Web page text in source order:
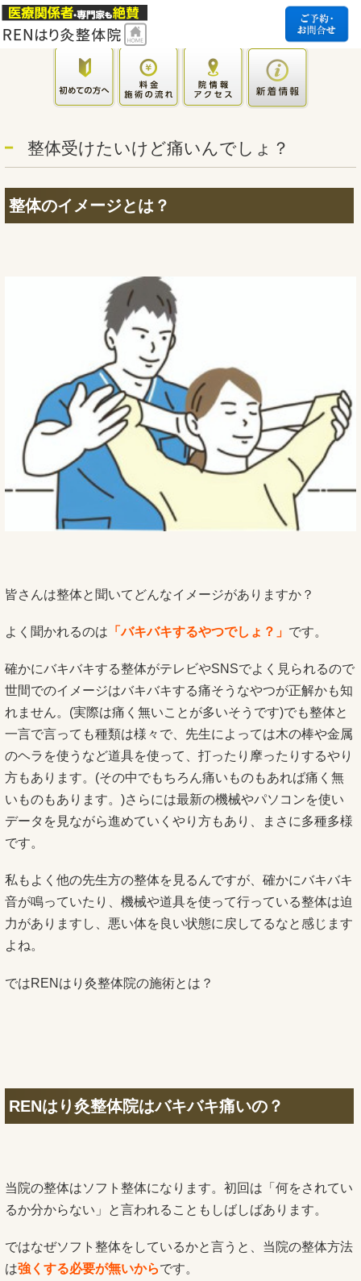
整体受けたいけど痛いんでしょ？
整体のイメージとは？
皆さんは整体と聞いてどんなイメージがありますか？
よく聞かれるのは 「バキバキするやつでしょ？」 です。
確かにバキバキする整体がテレビやSNSでよく見られるので
世間でのイメージはバキバキする痛そうなやつが正解かも知
れません。(実際は痛く無いことが多いそうです)でも整体と
一言で言っても種類は様々で、先生によっては木の棒や金属
のヘラを使うなど道具を使って、打ったり摩ったりするやり
方もあります。(その中でもちろん痛いものもあれば痛く無
いものもあります。)さらには最新の機械やパソコンを使い
データを見ながら進めていくやり方もあり、まさに多種多様
です。
私もよく他の先生方の整体を見るんですが、確かにバキバキ
音が鳴っていたり、機械や道具を使って行っている整体は迫
力がありますし、悪い体を良い状態に戻してるなと感じます
よね。
ではRENはり灸整体院の施術とは？
RENはり灸整体院はバキバキ痛いの？
当院の整体はソフト整体になります。初回は「何をされてい
るか分からない」と言われることもしばしばあります。
ではなぜソフト整体をしているかと言うと、当院の整体方法
は強くする必要が無いからです。